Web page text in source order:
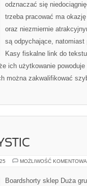
odznaczać się
trzeba pracować ma
oraz niezmiernie
są odpychające,
Kasy fiskalne link do
ich użytkowanie
można zakwalifikować
MOŻLIWOŚĆ
Boardshorty sklep Duża